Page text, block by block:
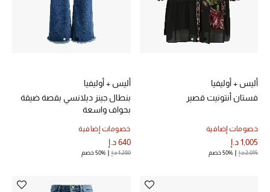
أليس + أوليفيا
فستان أنتونيت قصير
خصومات إضافية
1,005 د.إ
2,015 د.إ 50% خصم
أليس + أوليفيا
بنطال جينز ديلانسي بقصة ضيقة
بحواف واسعة
خصومات إضافية
640 د.إ
1,280 د.إ 50% خصم